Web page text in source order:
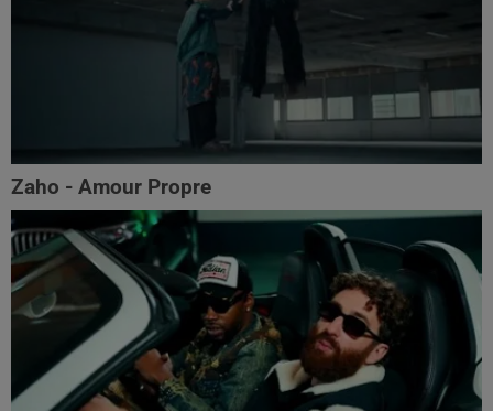
Zaho - Amour Propre